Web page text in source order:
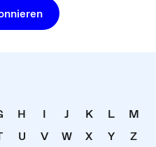
H I J K L
M
U V W X Y
Z